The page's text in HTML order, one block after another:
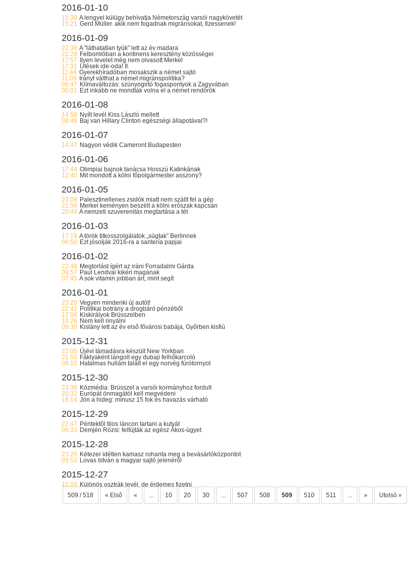
2016-01-10
15:38 A lengyel külügy behívatja Németország varsói nagykövetét
15:21 Gerd Müller. akik nem fogadnak migránsokat, fizessenek!
2016-01-09
22:38 A "láthatatlan tyúk" lett az év madara
22:29 Felbomlóban a kontinens keresztény közösségei
17:57
Ilyen levelet még nem olvasott Merkel
17:31 Ütések ide-oda! II.
11:44 Gyerekhíradóban mosakszik a német sajtó
11:09
Irányt válthat a német migránspolitika?
08:47 Klímaváltozás: szúnyogirtó fogaspontyok a Zagyvában
00:01 Ezt inkább ne mondták volna el a német rendőrök
2016-01-08
14:58 Nyílt levél Kiss László mellett
08:46 Baj van Hillary Clinton egészségi állapotával?!
2016-01-07
14:47 Nagyon védik Cameront Budapesten
2016-01-06
17:44 Olimpiai bajnok tanácsa Hosszú Katinkának
12:40 Mit mondott a kölni főpolgármester asszony?
2016-01-05
23:09 Palesztinellenes zsidók miatt nem szállt fel a gép
21:58 Merkel keményen beszélt a kölni erőszak kapcsán
20:49 A nemzeti szuverenitás megtartása a tét
2016-01-03
17:19 A török titkosszolgálatok „súgtak” Berlinnek
08:50 Ezt jósolják 2016-ra a santería papjai
2016-01-02
22:48 Megtorlást ígért az iráni Forradalmi Gárda
09:57 Paul Lendvai kikéri magának
07:45 A sok vitamin jobban árt, mint segít
2016-01-01
23:20 Vegyen mindenki új autót!
22:42 Politikai botrány a drogbáró pénzéből
17:04 Kiskirályok Brüsszelben
10:26 Nem kell rinyálni
09:30 Kislány lett az év első fővárosi babája, Győrben kisfiú
2015-12-31
22:00 Újévi támadásra készült New Yorkban
21:55 Fáklyaként lángolt egy dubaji felhőkarcoló
08:10 Hatalmas hullám talált el egy norvég fúrótornyot
2015-12-30
23:39 Közmédia: Brüsszel a varsói kormányhoz fordult
20:32 Európát önmagától kell megvédeni
18:14 Jön a hideg: mínusz 15 fok és havazás várható
2015-12-29
22:47 Péntektől tilos láncon tartani a kutyát
06:33 Demjén Rózsi: felfújták az egész Ákos-ügyet
2015-12-28
23:20 Kétezer idétlen kamasz rohanta meg a bevásárlóközpontot
09:53 Lovas István a magyar sajtó jelenéről
2015-12-27
15:03 Különös osztrák levél, de érdemes fizetni
509 / 518
« Első « ... 10 20 30 ... 507 508 509 510 511 ... » Utolsó »